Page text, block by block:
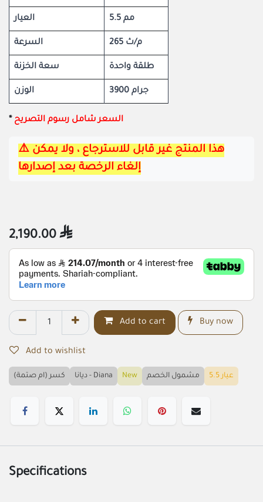
العيار 5.5 مم
السرعة 265 م/ث
سعة الخزنة طلقة واحدة
الوزن 3900 جرام
* السعر شامل رسوم التصريح
⚠️هذا المنتج غير قابل للاسترجاع ، ولا يمكن
إلغاء الرخصة بعد إصدارها
2,190.00 
Add to cart Buy now
Add to wishlist
كسر (ام صتمة) ديانا - Diana New مشمول الخصم عيار 5.5
Specifications